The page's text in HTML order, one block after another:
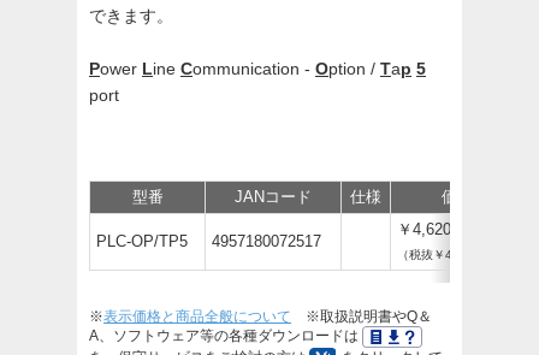
できます。
Power Line Communication - Option / Tap 5
port
型番 JANコード 仕様 価格
PLC-OP/TP5 4957180072517
￥4,620
（税抜￥4,200）
※表示価格と商品全般について ※取扱説明書やQ＆
A、ソフトウェア等の各種ダウンロードは